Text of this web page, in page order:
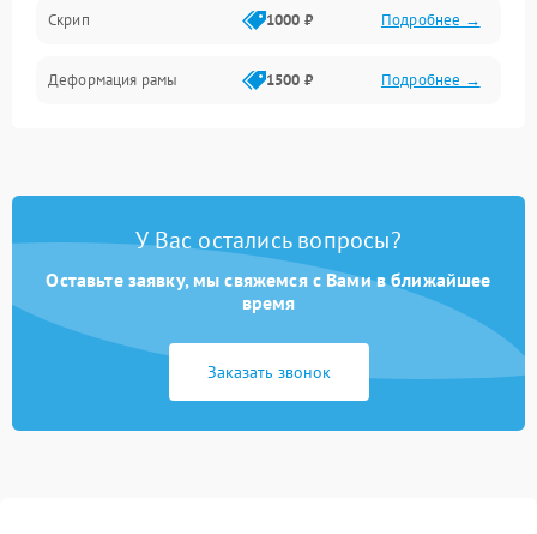
Скрип 1000 ₽ Подробнее →
Деформация рамы 1500 ₽ Подробнее →
У Вас остались вопросы?
Оставьте заявку, мы свяжемся с Вами в ближайшее
время
Заказать звонок